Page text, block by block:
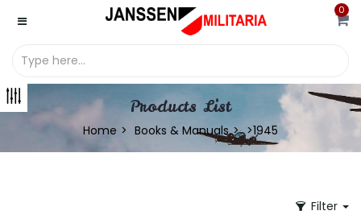
0
Products List
Home Books & Manuals >1945
Filter